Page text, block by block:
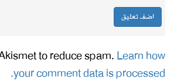
to reduce spam.Learn how
your comment data is processed.